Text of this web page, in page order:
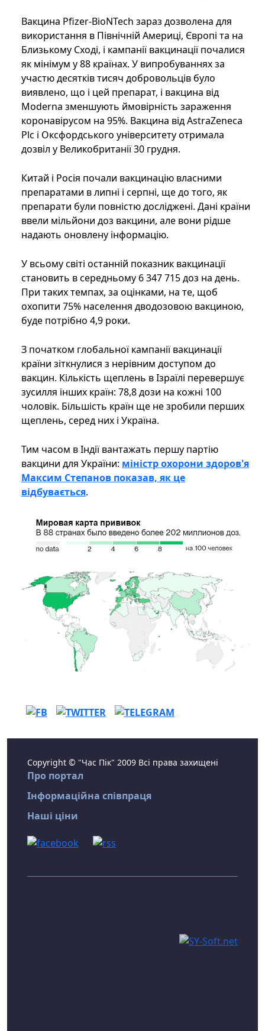
Вакцина Pfizer-BioNTech зараз дозволена для
використання в Північній Америці, Європі та на
Близькому Сході, і кампанії вакцинації почалися
як мінімум у 88 країнах. У випробуваннях за
участю десятків тисяч добровольців було
виявлено, що і цей препарат, і вакцина від
Moderna зменшують ймовірність зараження
коронавірусом на 95%. Вакцина від AstraZeneca
Plc і Оксфордського університету отримала
дозвіл у Великобританії 30 грудня.
Китай і Росія почали вакцинацію власними
препаратами в липні і серпні, ще до того, як
препарати були повністю досліджені. Дані країни
ввели мільйони доз вакцини, але вони рідше
надають оновлену інформацію.
У всьому світі останній показник вакцинації
становить в середньому 6 347 715 доз на день.
При таких темпах, за оцінками, на те, щоб
охопити 75% населення дводозовою вакциною,
буде потрібно 4,9 роки.
З початком глобальної кампанії вакцинації
країни зіткнулися з нерівним доступом до
вакцин. Кількість щеплень в Ізраїлі перевершує
зусилля інших країн: 78,8 дози на кожні 100
чоловік. Більшість країн ще не зробили перших
щеплень, серед них і Україна.
Тим часом в Індії вантажать першу партію
вакцини для України: міністр охорони здоров'я
Максим Степанов показав, як це
відбувається.
Copyright © "Час Пік" 2009 Всі права захищені
Про портал
Інформаційна співпраця
Наші ціни